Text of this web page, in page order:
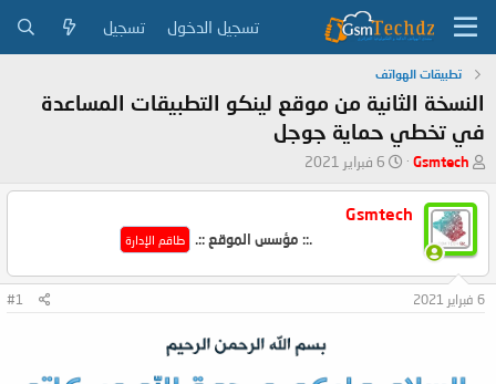
تسجيل الدخول تسجيل
تطبيقات الهواتف
النسخة الثانية من موقع لينكو التطبيقات المساعدة
في تخطي حماية جوجل
ب
د
ئ
ل
م
و
Gsmtech
ت
ي
ل
6 فبراير 2021
Gsmtech
.:: مؤسس الموقع ::. طاقم الإدارة
6 فبراير 2021 #1